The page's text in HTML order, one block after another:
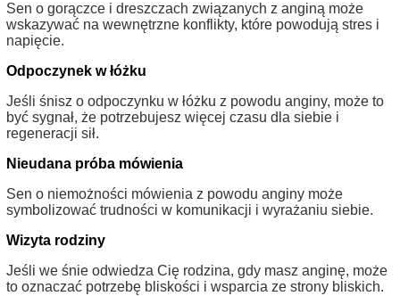
Sen o gorączce i dreszczach związanych z anginą może
wskazywać na wewnętrzne konflikty, które powodują stres i
napięcie.
Odpoczynek w łóżku
Jeśli śnisz o odpoczynku w łóżku z powodu anginy, może to
być sygnał, że potrzebujesz więcej czasu dla siebie i
regeneracji sił.
Nieudana próba mówienia
Sen o niemożności mówienia z powodu anginy może
symbolizować trudności w komunikacji i wyrażaniu siebie.
Wizyta rodziny
Jeśli we śnie odwiedza Cię rodzina, gdy masz anginę, może
to oznaczać potrzebę bliskości i wsparcia ze strony bliskich.